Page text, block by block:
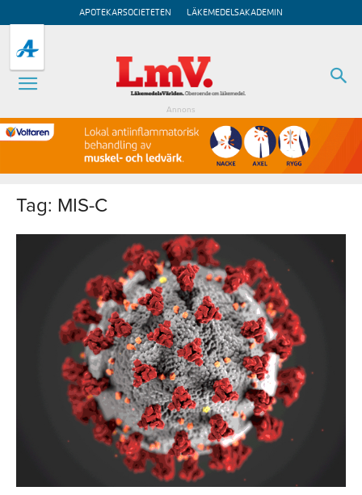
APOTEKARSOCIETETEN LÄKEMEDELSAKADEMIN
Annons
Tag: MIS-C